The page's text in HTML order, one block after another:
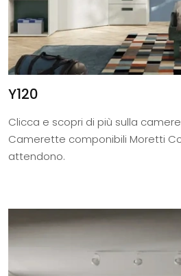
Y120
Clicca e scopri di più sulla
Camerette componibili Moretti
attendono.